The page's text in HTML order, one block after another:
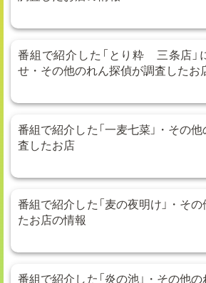
番組で紹介した「とり粋 三条店」
せ・その他のれん探偵が調査したお
番組で紹介した「一麦七菜」・その
査したお店
番組で紹介した「麦の夜明け」・そ
たお店の情報
番組で紹介した「炎の池」・その他